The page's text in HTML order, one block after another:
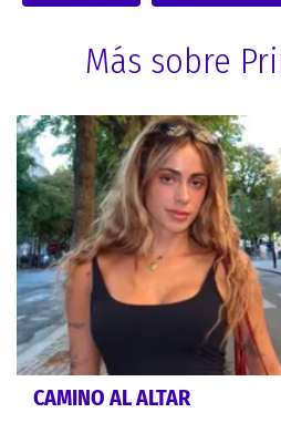
Más sobre
CAMINO AL ALTAR